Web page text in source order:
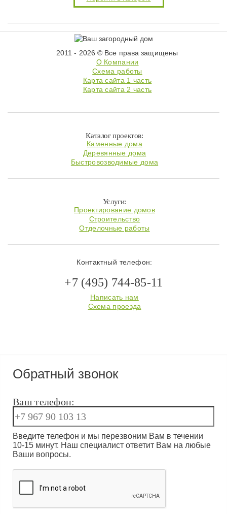
2011 - 2026 © Все права защищены
О Компании
Схема работы
Карта сайта 1 часть
Карта сайта 2 часть
Каталог проектов:
Каменные дома
Деревянные дома
Быстровозводимые дома
Услуги:
Проектирование домов
Строительство
Отделочные работы
Контактный телефон:
+7 (495) 744-85-11
Написать нам
Схема проезда
Обратный звонок
Ваш телефон:
Введите телефон и мы перезвоним Вам в течении
10-15 минут. Наш специалист ответит Вам на любые
Ваши вопросы.